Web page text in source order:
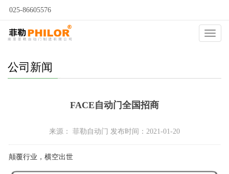
025-86605576
自动门
公司新闻
FACE自动门全国招商
来源： 菲勒自动门 发布时间：2021-01-20
颠覆行业，横空出世